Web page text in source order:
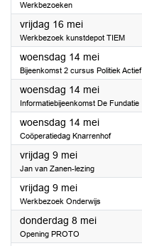
Werkbezoeken
vrijdag 16 mei2025
Werkbezoek kunstdepot TIEM
woensdag 14 mei2025
Bijeenkomst 2 cursus Politiek Actief
woensdag 14 mei2025
Informatiebijeenkomst De Fundatie
woensdag 14 mei2025
Coöperatiedag Knarrenhof
vrijdag 9 mei2025
Jan van Zanen-lezing
vrijdag 9 mei2025
Werkbezoek Onderwijs
donderdag 8 mei2025
Opening PROTO